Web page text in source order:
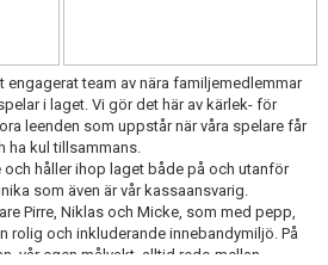
engagerat team av nära familjemedlemmar
i laget. Vi gör det här av kärlek- för
leenden som uppstår när våra spelare får
ha kul tillsammans.
håller ihop laget både på och utanför
som även är vår kassaansvarig.
Pirre, Niklas och Micke, som med pepp,
rolig och inkluderande innebandymiljö. På
vår egen målvakt, alltid redo mellan